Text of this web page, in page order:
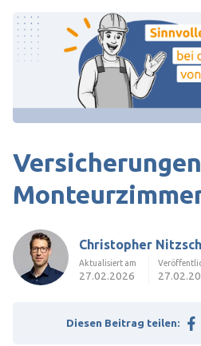
Christopher
Aktualisiert am
27.02.2026
Diesen Beitrag teilen: